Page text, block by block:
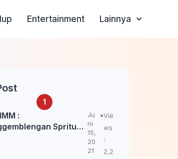
Entertainment Lainnya
:
Spritual
Ju
ni
15,
20
21
Vie
ws
:
2,2